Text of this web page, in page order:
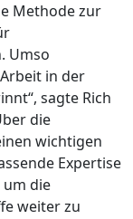
Methode zur
Umso
in der
sagte Rich
die
wichtigen
Expertise
um die
weiter zu